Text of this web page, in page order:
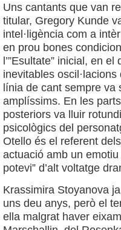
Uns cantants que van
titular, Gregory Kunde
intel·ligència com a
en prou bones
l’”Esultate” inicial, en
inevitables
línia de cant sempre va
amplíssims. En les
posteriors va lluir
psicològics del
Otello és el referent
actuació amb un
potevi” d’alt voltatge
Krassimira Stoyanova
uns deu anys, però el
ella malgrat haver